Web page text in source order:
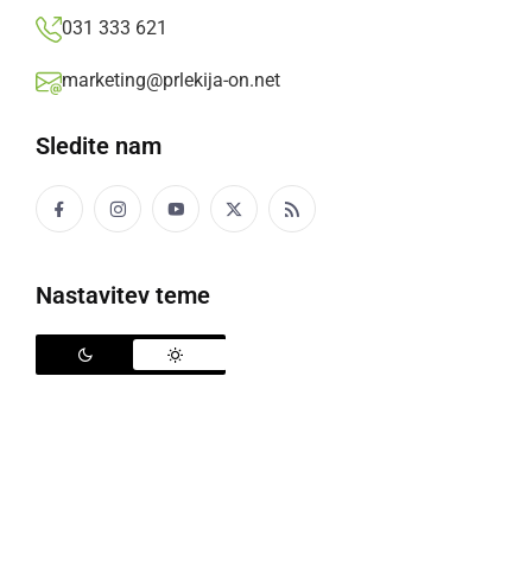
031 333 621
marketing@prlekija-on.net
Sledite nam
Nastavitev teme
Kultura
Politika
Narava